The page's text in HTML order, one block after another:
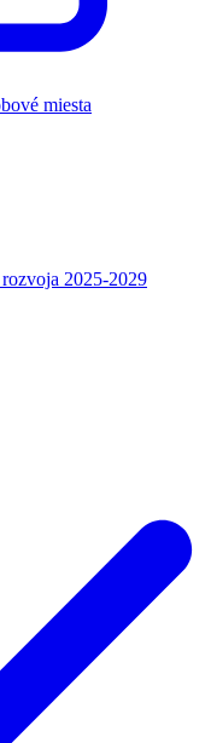
miesta
2025-2029